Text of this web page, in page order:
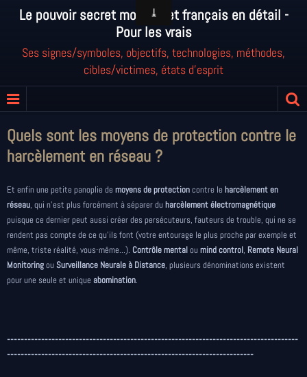
Le pouvoir secret mondial et français en détail -
Pour les vrais
Ses signes/symboles, objectifs, technologies, méthodes,
cibles/victimes, états d'esprit
Quels sont les moyens de protection contre le
harcèlement en réseau ?
Et enfin une petite panoplie de moyens de protectioncontre le harcèlement en
réseau, qui n'est plus forcément à séparer duharcèlement électromagnétique
puisque ce dernier peut aussi créer des persécuteurs, fauteurs de trouble, qui ne se
rendent pas compte de ce qu'ils font (votre entourage le plus proche par exemple et
même, triste réalité, vous-même...). Contrôle mentaloumind control, Remote Neural
MonitoringouSurveillance Neurale à Distance, plusieurs dénominations existent
pour une seule et unique abomination.
-------------------------------------------------------------------------------------
------------------------------------------------------------------------